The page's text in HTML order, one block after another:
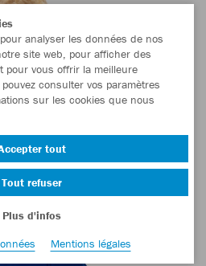
analyser les données de nos
site web, pour afficher des
pour vous offrir la meilleure
consulter vos paramètres
sur les cookies que nous
tout
Tout refuser
Plus d'infos
Mentions légales